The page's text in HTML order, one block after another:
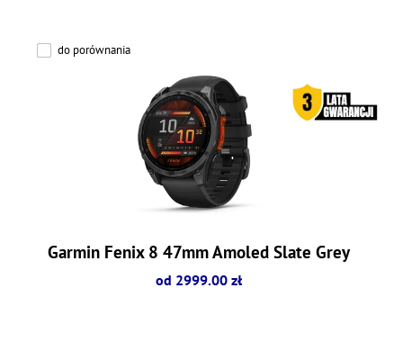
do porównania
Garmin Fenix 8 47mm Amoled Slate Grey
od 2999.00 zł